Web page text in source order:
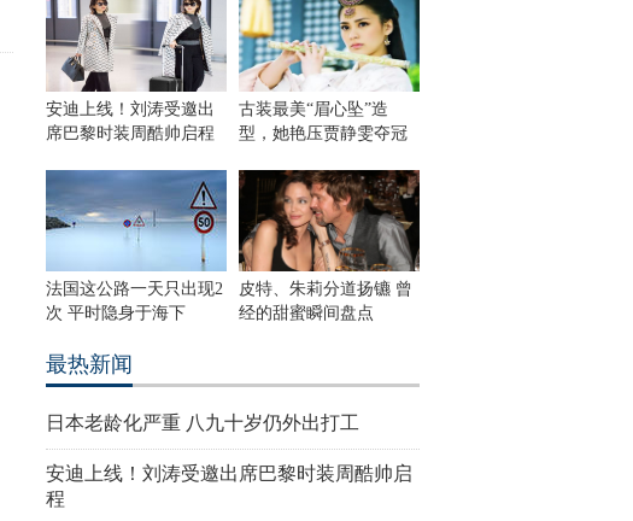
安迪上线！刘涛受邀出
席巴黎时装周酷帅启程
古装最美“眉心坠”造
型，她艳压贾静雯夺冠
法国这公路一天只出现2
次 平时隐身于海下
皮特、朱莉分道扬镳 曾
经的甜蜜瞬间盘点
最热新闻
日本老龄化严重 八九十岁仍外出打工
安迪上线！刘涛受邀出席巴黎时装周酷帅启
程